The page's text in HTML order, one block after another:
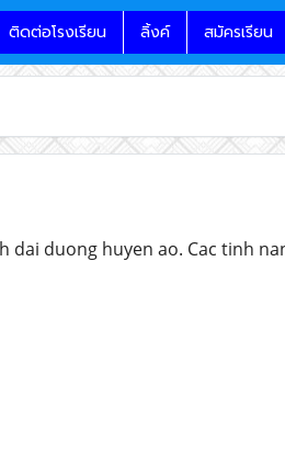
ติดต่อโรงเรียน ลิ้งค์ สมัครเรียน
duong huyen ao. Cac tinh